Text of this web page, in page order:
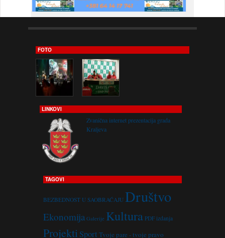
FOTO
LINKOVI
Zvanična internet prezentacija grada
Kraljeva
TAGOVI
BEZBEDNOST U SAOBRAĆAJU Društvo
Ekonomija Galerije Kultura PDF izdanja
Projekti Sport Tvoje pare - tvoje pravo